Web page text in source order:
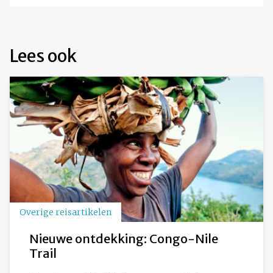
Lees ook
Overige reisartikelen
Nieuwe ontdekking: Congo-Nile
Trail